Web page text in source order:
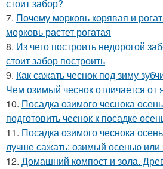
стоит забор?
7. Почему морковь корявая и
морковь растет рогатая
8. Из чего построить недорогой
стоит забор построить
9. Как сажать чеснок под зиму
Чем озимый чеснок отличается от
10. Посадка озимого чеснока
подготовить чеснок к посадке
11. Посадка озимого чеснока
лучше сажать: озимый осенью или
12. Домашний компост и зола.